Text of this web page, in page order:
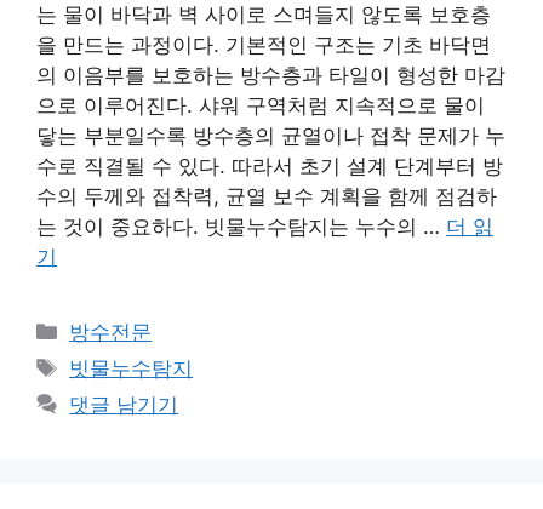
는 물이 바닥과 벽 사이로 스며들지 않도록 보호층
을 만드는 과정이다. 기본적인 구조는 기초 바닥면
의 이음부를 보호하는 방수층과 타일이 형성한 마감
으로 이루어진다. 샤워 구역처럼 지속적으로 물이
닿는 부분일수록 방수층의 균열이나 접착 문제가 누
수로 직결될 수 있다. 따라서 초기 설계 단계부터 방
수의 두께와 접착력, 균열 보수 계획을 함께 점검하
는 것이 중요하다. 빗물누수탐지는 누수의 … 더 읽
기
카
테
고
리
방수전문
태
그
빗물누수탐지
댓글 남기기